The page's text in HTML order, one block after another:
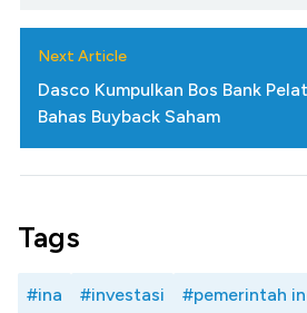
Next Article
Dasco Kumpulkan Bos Bank
Bahas Buyback Saham
Tags
#ina #investasi #pemerintah